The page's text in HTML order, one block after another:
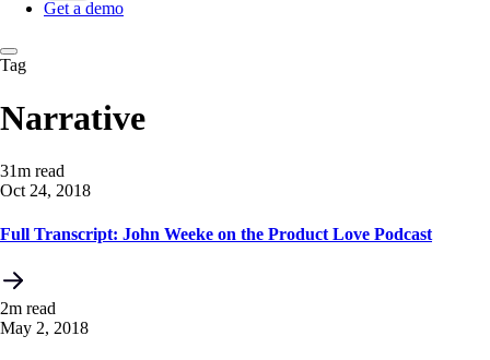
Get a demo
Tag
Narrative
31m read
Oct 24, 2018
Full Transcript: John Weeke on the Product Love Podcast
2m read
May 2, 2018